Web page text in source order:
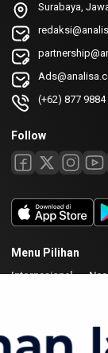
Surabaya,
(+62) 877 9884
Follow
Menu Pilihan
Internasional
Redaksi